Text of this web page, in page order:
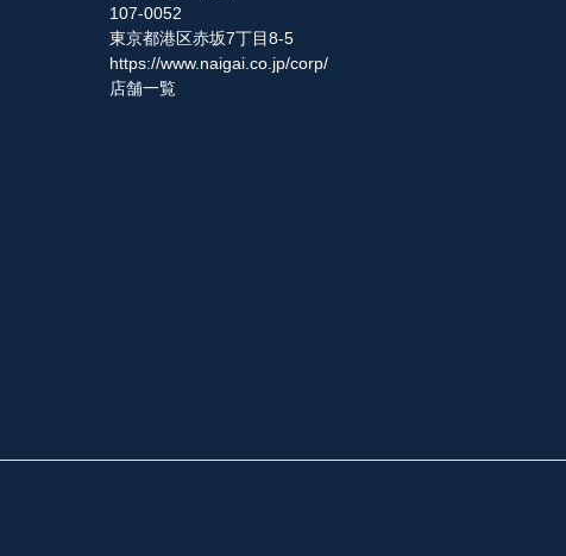
107-0052
東京都港区赤坂7丁目8-5
https://www.naigai.co.jp/corp/
店舗一覧